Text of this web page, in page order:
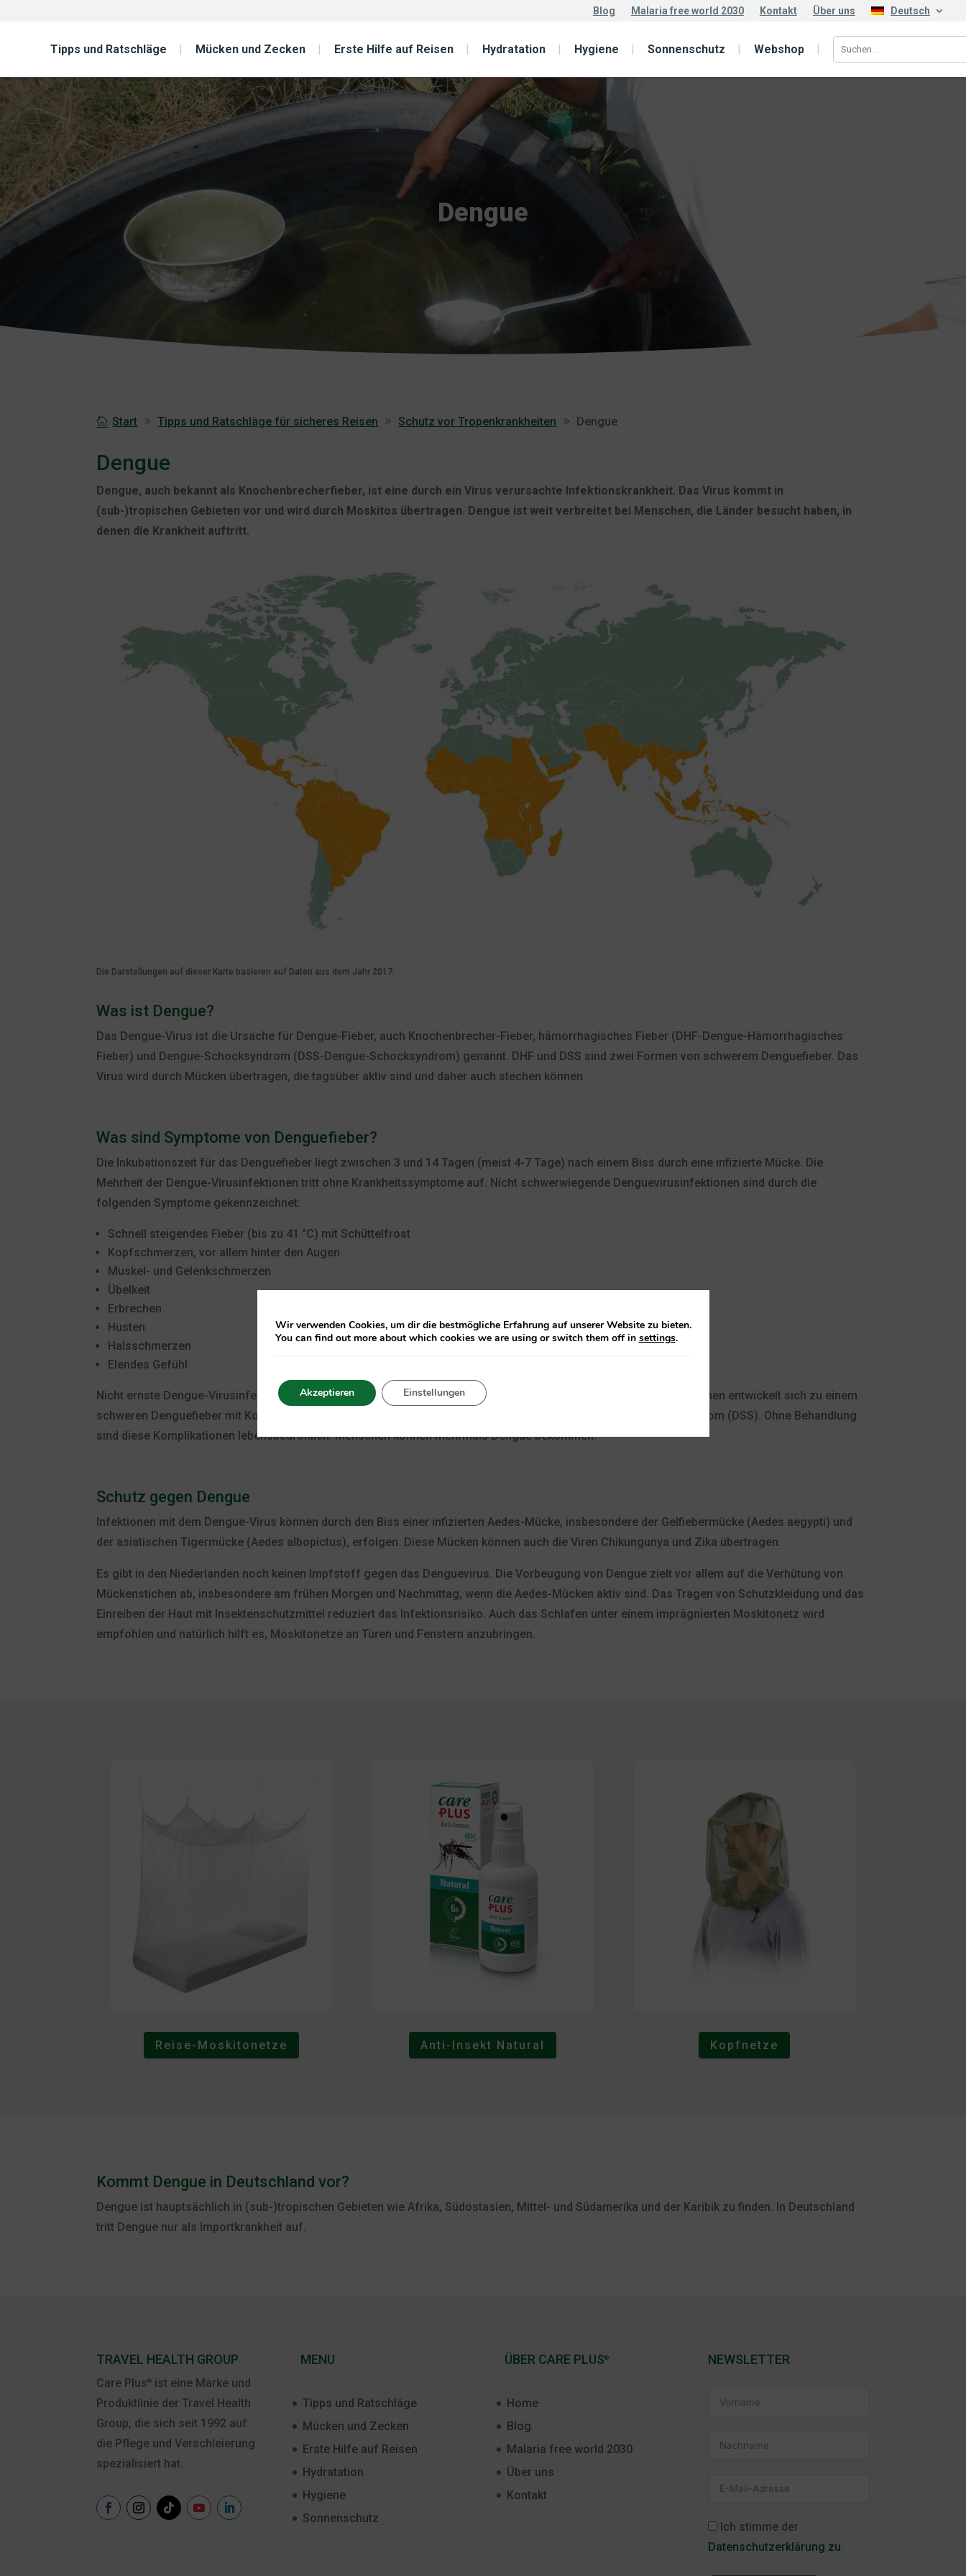
Blog Malaria free world 2030 Kontakt Über uns Deutsch
Tipps und Ratschläge Mücken und Zecken Erste Hilfe auf Reisen Hydratation Hygiene Sonnenschutz Webshop
Dengue
Start Tipps und Ratschläge für sicheres Reisen Schutz vor Tropenkrankheiten Dengue
Dengue
Dengue, auch bekannt als Knochenbrecherfieber, ist eine durch ein Virus verursachte Infektionskrankheit. Das Virus kommt in
(sub-)tropischen Gebieten vor und wird durch Moskitos übertragen. Dengue ist weit verbreitet bei Menschen, die Länder besucht haben, in
denen die Krankheit auftritt.
Die Darstellungen auf dieser Karte basieren auf Daten aus dem Jahr 2017.
Was ist Dengue?
Das Dengue-Virus ist die Ursache für Dengue-Fieber, auch Knochenbrecher-Fieber, hämorrhagisches Fieber (DHF-Dengue-Hämorrhagisches
Fieber) und Dengue-Schocksyndrom (DSS-Dengue-Schocksyndrom) genannt. DHF und DSS sind zwei Formen von schwerem Denguefieber. Das
Virus wird durch Mücken übertragen, die tagsüber aktiv sind und daher auch stechen können.
Was sind Symptome von Denguefieber?
Die Inkubationszeit für das Denguefieber liegt zwischen 3 und 14 Tagen (meist 4-7 Tage) nach einem Biss durch eine infizierte Mücke. Die
Mehrheit der Dengue-Virusinfektionen tritt ohne Krankheitssymptome auf. Nicht schwerwiegende Denguevirusinfektionen sind durch die
folgenden Symptome gekennzeichnet:
Schnell steigendes Fieber (bis zu 41 °C) mit Schüttelfrost
Kopfschmerzen, vor allem hinter den Augen
Muskel- und Gelenkschmerzen
Übelkeit
Erbrechen
Husten
Halsschmerzen
Elendes Gefühl
Nicht ernste Dengue-Virusinfektionen vergehen nach ein paar Tagen bis zu einer Woche. Ein kleiner Teil der Infektionen entwickelt sich zu einem
schweren Denguefieber mit Komplikationen wie hämorrhagischem Dengue-Fieber (DHF) und Dengue-Schock-Syndrom (DSS). Ohne Behandlung
sind diese Komplikationen lebensbedrohlich. Menschen können mehrmals Dengue bekommen.
Schutz gegen Dengue
Infektionen mit dem Dengue-Virus können durch den Biss einer infizierten Aedes-Mücke, insbesondere der Gelfiebermücke (Aedes aegypti) und
der asiatischen Tigermücke (Aedes albopictus), erfolgen. Diese Mücken können auch die Viren Chikungunya und Zika übertragen.
Es gibt in den Niederlanden noch keinen Impfstoff gegen das Denguevirus. Die Vorbeugung von Dengue zielt vor allem auf die Verhütung von
Mückenstichen ab, insbesondere am frühen Morgen und Nachmittag, wenn die Aedes-Mücken aktiv sind. Das Tragen von Schutzkleidung und das
Einreiben der Haut mit Insektenschutzmittel reduziert das Infektionsrisiko. Auch das Schlafen unter einem imprägnierten Moskitonetz wird
empfohlen und natürlich hilft es, Moskitonetze an Türen und Fenstern anzubringen.
Reise-Moskitonetze Anti-Insekt Natural Kopfnetze
Kommt Dengue in Deutschland vor?
Dengue ist hauptsächlich in (sub-)tropischen Gebieten wie Afrika, Südostasien, Mittel- und Südamerika und der Karibik zu finden. In Deutschland
tritt Dengue nur als Importkrankheit auf.
TRAVEL HEALTH GROUP
Care Plus® ist eine Marke und
Produktlinie der Travel Health
Group, die sich seit 1992 auf
die Pflege und Verschleierung
spezialisiert hat.
MENU
Tipps und Ratschläge
Mücken und Zecken
Erste Hilfe auf Reisen
Hydratation
Hygiene
Sonnenschutz
ÜBER CARE PLUS®
Home
Blog
Malaria free world 2030
Über uns
Kontakt
NEWSLETTER
Ich stimme der
Datenschutzerklärung zu.
Wir verwenden Cookies, um dir die bestmögliche Erfahrung auf unserer Website zu bieten.
You can find out more about which cookies we are using or switch them off in settings.
Akzeptieren Einstellungen